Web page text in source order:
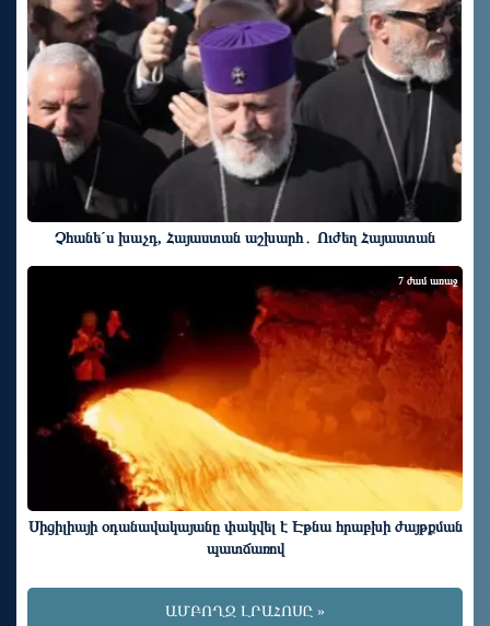
Չհանե´ս խաչդ, Հայաստան աշխարհ․ Ուժեղ Հայաստան
Սիցիլիայի օդանավակայանը փակվել է Էթնա հրաբխի ժայթքման
պատճառով
7 ժամ առաջ
ԱՄԲՈՂՋ ԼՐԱՀՈՍԸ »